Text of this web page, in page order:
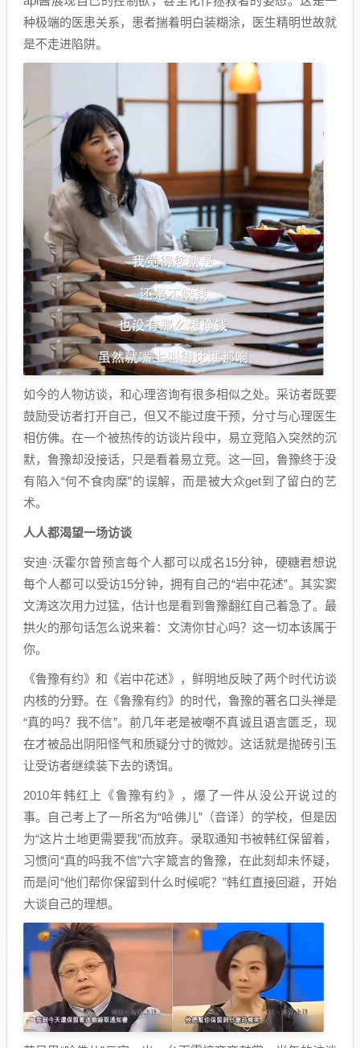
种极端的医患关系，患者揣着明白装糊涂，医生精明世故就
是不走进陷阱。
如今的人物访谈，和心理咨询有很多相似之处。采访者既要
鼓励受访者打开自己，但又不能过度干预，分寸与心理医生
相仿佛。在一个被热传的访谈片段中，易立竞陷入突然的沉
默，鲁豫却没接话，只是看着易立竞。这一回，鲁豫终于没
有陷入“何不食肉糜”的误解，而是被大众get到了留白的艺
术。
人人都渴望一场访谈
安迪·沃霍尔曾预言每个人都可以成名15分钟，硬糖君想说
每个人都可以受访15分钟，拥有自己的“岩中花述”。其实窦
文涛这次用力过猛，估计也是看到鲁豫翻红自己着急了。最
拱火的那句话怎么说来着：文涛你甘心吗？这一切本该属于
你。
《鲁豫有约》和《岩中花述》，鲜明地反映了两个时代访谈
内核的分野。在《鲁豫有约》的时代，鲁豫的著名口头禅是
“真的吗？我不信”。前几年老是被嘲不真诚且语言匮乏，现
在才被品出阴阳怪气和质疑分寸的微妙。这话就是抛砖引玉
让受访者继续装下去的诱饵。
2010年韩红上《鲁豫有约》，爆了一件从没公开说过的
事。自己考上了一所名为“哈佛儿”（音译）的学校，但是因
为“这片土地更需要我”而放弃。录取通知书被韩红保留着，
习惯问“真的吗我不信”六字箴言的鲁豫，在此刻却未怀疑，
而是问“他们帮你保留到什么时候呢？”韩红直接回避，开始
大谈自己的理想。